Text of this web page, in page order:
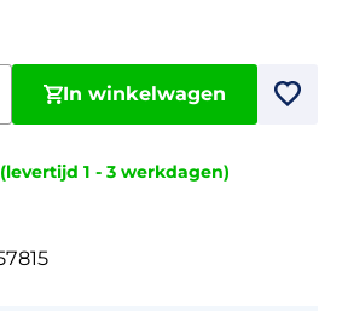
In winkelwagen
1 - 3 werkdagen)